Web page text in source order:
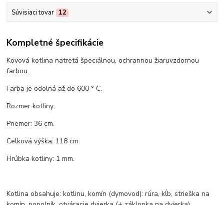
Súvisiaci tovar 12
Kompletné špecifikácie
Kovová kotlina natretá špeciálnou, ochrannou žiaruvzdornou
farbou.
Farba je odolná až do 600 ° C.
Rozmer kotliny:
Priemer: 36 cm.
Celková výška: 118 cm.
Hrúbka kotliny: 1 mm.
Kotlina obsahuje: kotlinu, komín (dymovod): rúra, kĺb, strieška na